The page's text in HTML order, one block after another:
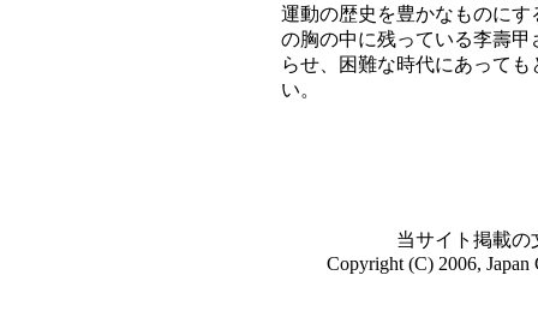
運動の歴史を豊かなものに
の胸の中に残っている李壽
らせ、困難な時代にあって
い。
当サイト掲載の
Copyright (C) 2006, Japan